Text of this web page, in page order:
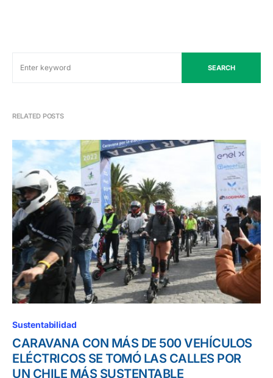
SEARCH
RELATED POSTS
Sustentabilidad
CARAVANA CON MÁS DE 500 VEHÍCULOS
ELÉCTRICOS SE TOMÓ LAS CALLES POR
UN CHILE MÁS SUSTENTABLE